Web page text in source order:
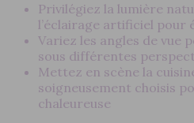
Privilégiez la lumière
l’éclairage artificiel pour
Variez les angles de vue
sous différentes
Mettez en scène la
soigneusement choisis
chaleureuse